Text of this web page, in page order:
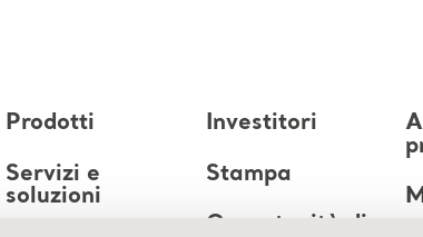
Prodotti
Servizi e
soluzioni
Investitori
Stampa
Opportunità di